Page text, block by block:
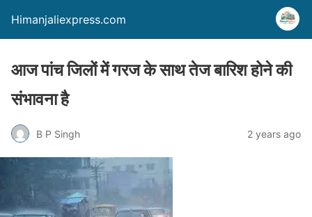
Himanjaliexpress.com
आज पांच जिलों में गरज के साथ तेज बारिश होने की
संभावना है
B P Singh 2 years ago